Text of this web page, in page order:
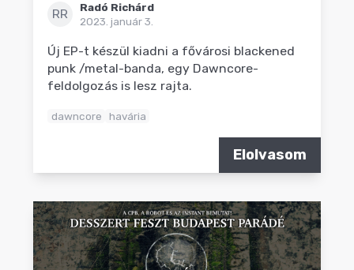
RR
Radó Richárd
2023. január 3.
Új EP-t készül kiadni a fővárosi blackened
punk /metal-banda, egy Dawncore-
feldolgozás is lesz rajta.
dawncore havária
Elolvasom